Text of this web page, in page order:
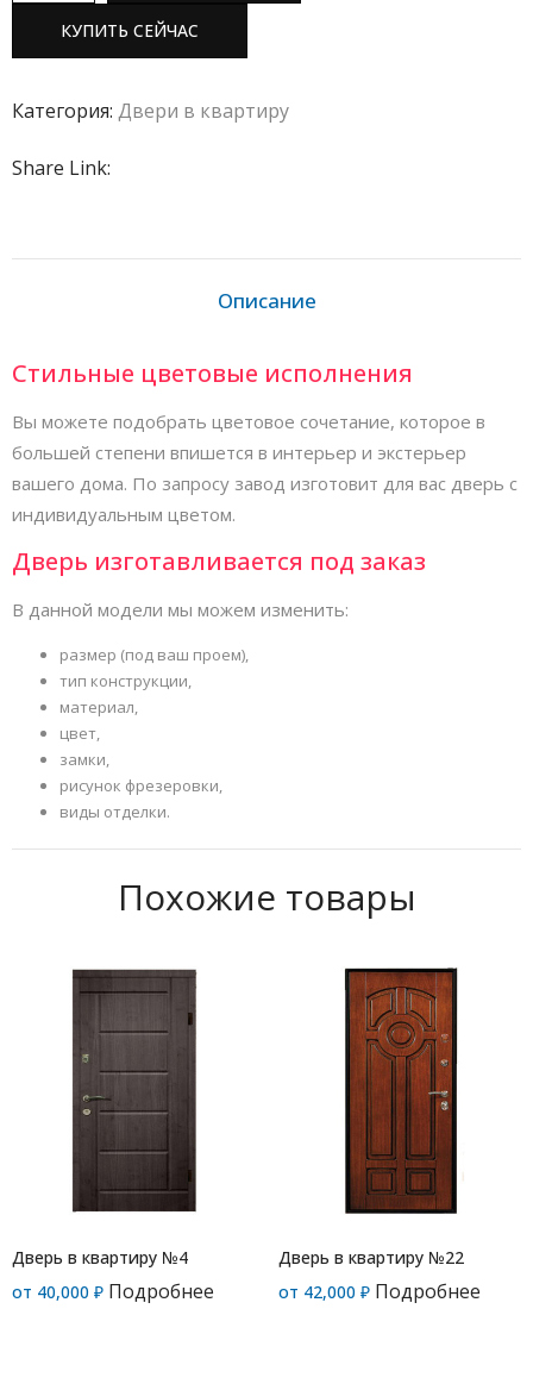
КУПИТЬ СЕЙЧАС
Категория: Двери в квартиру
Share Link:
Описание
Стильные цветовые исполнения
Вы можете подобрать цветовое сочетание, которое в
большей степени впишется в интерьер и экстерьер
вашего дома. По запросу завод изготовит для вас дверь с
индивидуальным цветом.
Дверь изготавливается под заказ
В данной модели мы можем изменить:
размер (под ваш проем),
тип конструкции,
материал,
цвет,
замки,
рисунок фрезеровки,
виды отделки.
Похожие товары
Дверь в квартиру №4
от 40,000 ₽ Подробнее
Дверь в квартиру №22
от 42,000 ₽ Подробнее